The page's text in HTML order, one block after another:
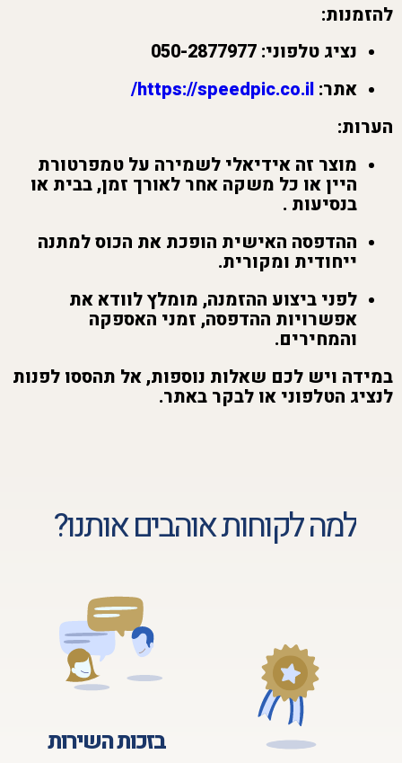
להזמנות:
נציג טלפוני:
אתר: https://speedpic.co.il/
הערות:
מוצר זה אידיאלי לשמירה על טמפרטורת
היין או כל משקה אחר לאורך זמן, בבית או
בנסיעות .
ההדפסה האישית הופכת את הכוס למתנה
ייחודית ומקורית.
לפני ביצוע ההזמנה, מומלץ לוודא את
אפשרויות ההדפסה, זמני האספקה
והמחירים.
במידה ויש לכם שאלות נוספות, אל תהססו לפנות
לנציג הטלפוני או לבקר באתר.
למה לקוחות אוהבים אותנו?
בזכות השירות